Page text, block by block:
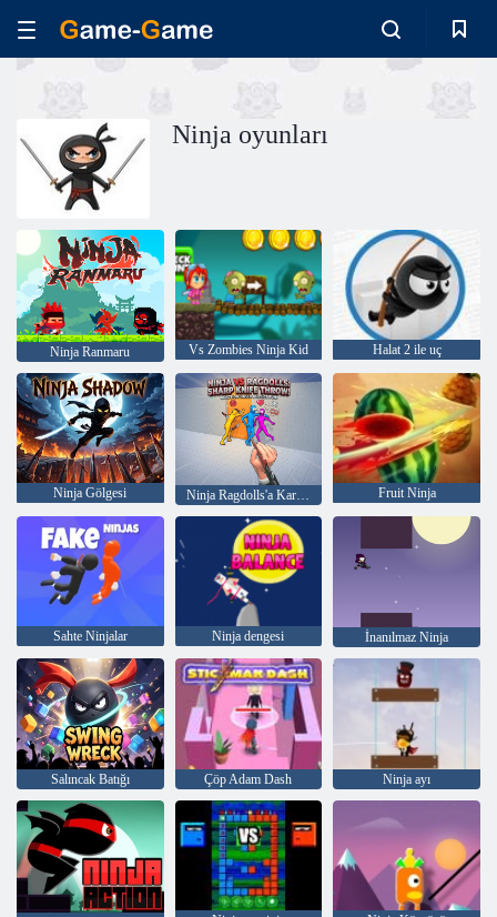
Ninja oyunları
Ninja Ranmaru Vs Zombies Ninja Kid Halat 2 ile uç
Ninja Gölgesi Ninja Ragdolls'a Karşı: Keskin Bıçak Atışı! Fruit Ninja
Sahte Ninjalar Ninja dengesi İnanılmaz Ninja
Salıncak Batığı Çöp Adam Dash Ninja ayı